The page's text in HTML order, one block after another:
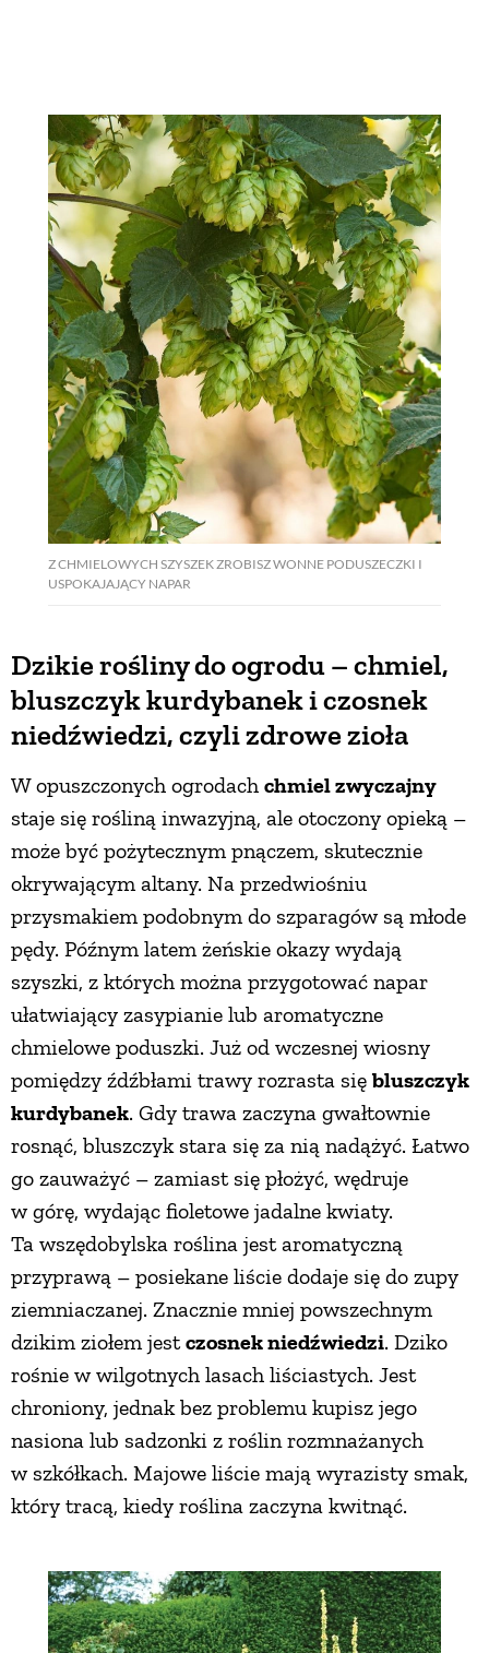
Z CHMIELOWYCH SZYSZEK ZROBISZ WONNE PODUSZECZKI I
USPOKAJAJĄCY NAPAR
Dzikie rośliny do ogrodu – chmiel,
bluszczyk kurdybanek i czosnek
niedźwiedzi, czyli zdrowe zioła
W opuszczonych ogrodach chmiel zwyczajny
staje się rośliną inwazyjną, ale otoczony opieką –
może być pożytecznym pnączem, skutecznie
okrywającym altany. Na przedwiośniu
przysmakiem podobnym do szparagów są młode
pędy. Późnym latem żeńskie okazy wydają
szyszki, z których można przygotować napar
ułatwiający zasypianie lub aromatyczne
chmielowe poduszki. Już od wczesnej wiosny
pomiędzy źdźbłami trawy rozrasta się bluszczyk
kurdybanek. Gdy trawa zaczyna gwałtownie
rosnąć, bluszczyk stara się za nią nadążyć. Łatwo
go zauważyć – zamiast się płożyć, wędruje
w górę, wydając fioletowe jadalne kwiaty.
Ta wszędobylska roślina jest aromatyczną
przyprawą – posiekane liście dodaje się do zupy
ziemniaczanej. Znacznie mniej powszechnym
dzikim ziołem jestczosnek niedźwiedzi. Dziko
rośnie w wilgotnych lasach liściastych. Jest
chroniony, jednak bez problemu kupisz jego
nasiona lub sadzonki z roślin rozmnażanych
w szkółkach. Majowe liście mają wyrazisty smak,
który tracą, kiedy roślina zaczyna kwitnąć.